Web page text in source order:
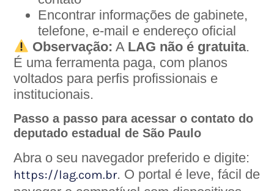
Encontrar informações de gabinete,
telefone, e-mail e endereço oficial
Observação: A LAG não é gratuita.
É uma ferramenta paga, com planos
voltados para perfis profissionais e
institucionais.
Passo a passo para acessar o contato do
deputado estadual de São Paulo
Abra o seu navegador preferido e digite:
https://lag.com.br. O portal é leve, fácil de